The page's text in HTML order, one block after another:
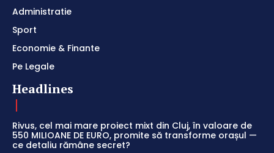
Administratie
Sport
Economie & Finante
Pe Legale
Headlines
Rivus, cel mai mare proiect mixt din Cluj, în valoare de
550 MILIOANE DE EURO, promite să transforme orașul —
ce detaliu rămâne secret?